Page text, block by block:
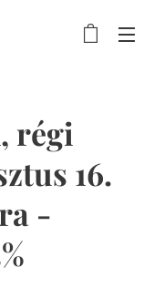
régi
16.
-